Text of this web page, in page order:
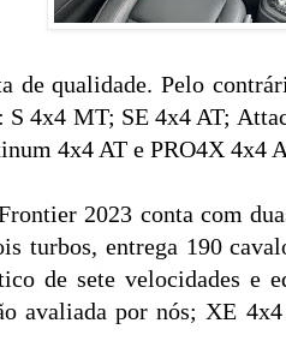
de qualidade. Pelo
S 4x4 MT; SE 4x4 AT;
4x4 AT e PRO4X 4x4
2023 conta com
turbos, entrega 190
de sete velocidades e
avaliada por nós; XE